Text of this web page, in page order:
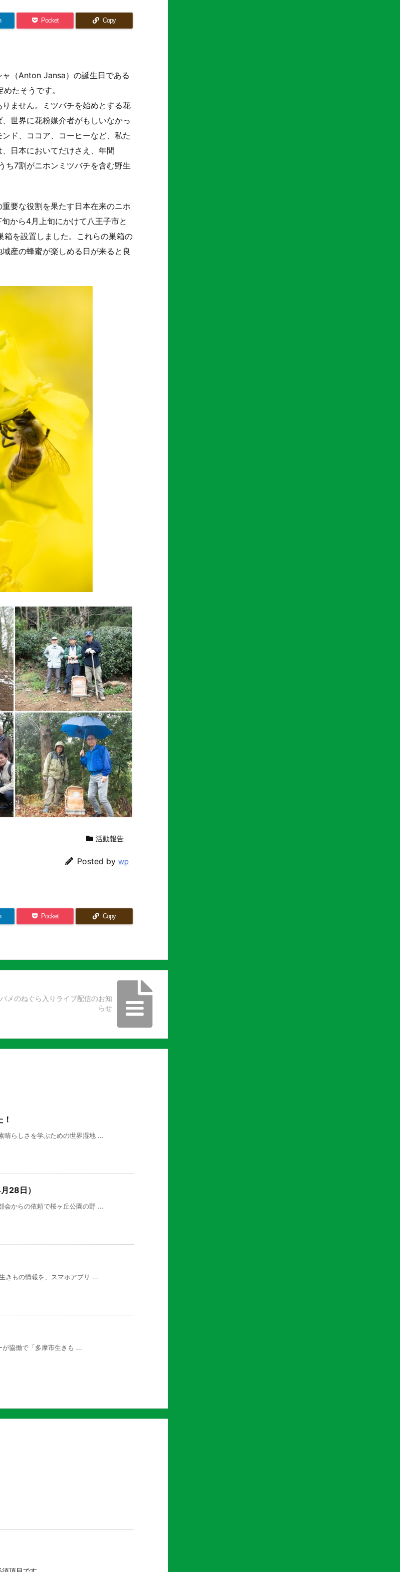
Pocket Copy
（Anton Jansa）の誕生日である
たそうです。
ません。ミツバチを始めとする花
世界に花粉媒介者がもしいなかっ
ド、ココア、コーヒーなど、私た
日本においてだけさえ、年間
ち7割がニホンミツバチを含む野生
要な役割を果たす日本在来のニホ
から4月上旬にかけて八王子市と
を設置しました。これらの巣箱の
産の蜂蜜が楽しめる日が来ると良
活動報告
Posted by wp
Pocket Copy
メのねぐら入りライブ配信のお知
らせ
晴らしさを学ぶための世界湿地 ...
28日）
会からの依頼で桜ヶ丘公園の野 ...
きもの情報を、スマホアプリ ...
協働で「多摩市生きも ...